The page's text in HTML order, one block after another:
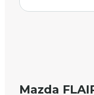
Mazda